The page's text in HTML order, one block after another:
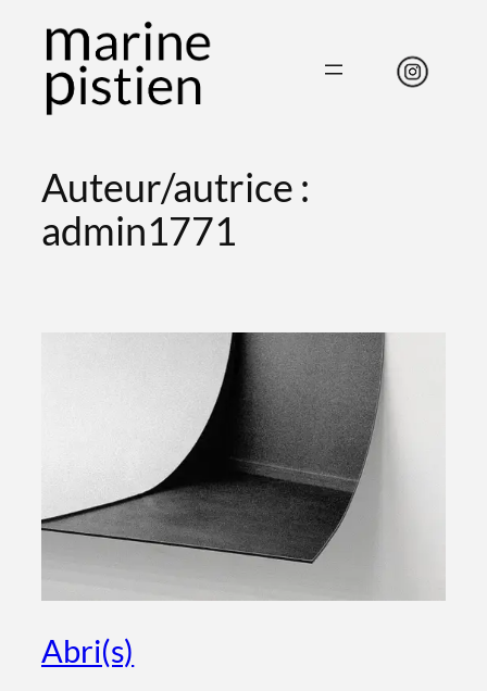
contenu
Auteur/autrice :
admin1771
Abri(s)